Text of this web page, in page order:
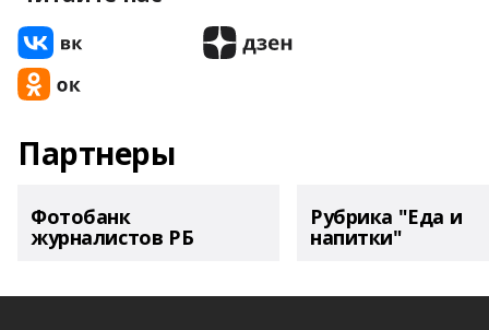
Партнеры
Фотобанк
журналистов РБ
Рубрика "Еда и
напитки"